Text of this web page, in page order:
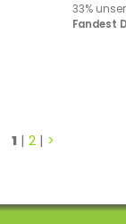
33%
Fandest
1| 2| >